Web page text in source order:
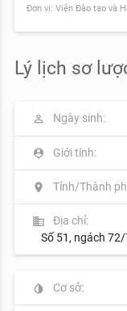
Đơn vị: Viện Đào tạo và
Lý lịch sơ
perm_identity Ngày sinh:
person_pin Giới tính:
location_on Tỉnh/Thành
business
Địa chỉ:
Số 51, ngách
invert_colors Cơ sở: